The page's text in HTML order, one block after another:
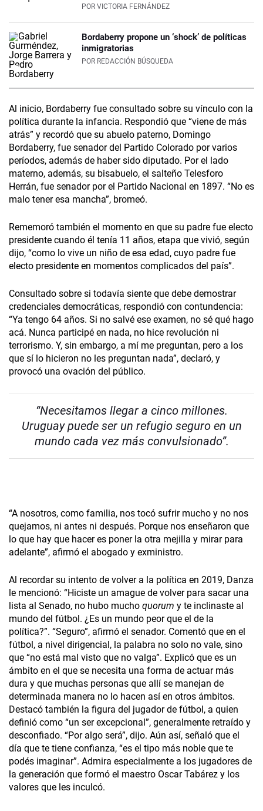
POR VICTORIA FERNÁNDEZ
Bordaberry propone un ‘shock’ de políticas
inmigratorias
POR REDACCIÓN BÚSQUEDA
Al inicio, Bordaberry fue consultado sobre su vínculo con la
política durante la infancia. Respondió que “viene de más
atrás” y recordó que su abuelo paterno, Domingo
Bordaberry, fue senador del Partido Colorado por varios
períodos, además de haber sido diputado. Por el lado
materno, además, su bisabuelo, el salteño Telesforo
Herrán, fue senador por el Partido Nacional en 1897. “No es
malo tener esa mancha”, bromeó.
Rememoró también el momento en que su padre fue electo
presidente cuando él tenía 11 años, etapa que vivió, según
dijo, “como lo vive un niño de esa edad, cuyo padre fue
electo presidente en momentos complicados del país”.
Consultado sobre si todavía siente que debe demostrar
credenciales democráticas, respondió con contundencia:
“Ya tengo 64 años. Si no salvé ese examen, no sé qué hago
acá. Nunca participé en nada, no hice revolución ni
terrorismo. Y, sin embargo, a mí me preguntan, pero a los
que sí lo hicieron no les preguntan nada”, declaró, y
provocó una ovación del público.
“Necesitamos llegar a cinco millones.
Uruguay puede ser un refugio seguro en un
mundo cada vez más convulsionado”.
“A nosotros, como familia, nos tocó sufrir mucho y no nos
quejamos, ni antes ni después. Porque nos enseñaron que
lo que hay que hacer es poner la otra mejilla y mirar para
adelante”, afirmó el abogado y exministro.
Al recordar su intento de volver a la política en 2019, Danza
le mencionó: “Hiciste un amague de volver para sacar una
lista al Senado, no hubo mucho quorum y te inclinaste al
mundo del fútbol. ¿Es un mundo peor que el de la
política?”. “Seguro”, afirmó el senador. Comentó que en el
fútbol, a nivel dirigencial, la palabra no solo no vale, sino
que “no está mal visto que no valga”. Explicó que es un
ámbito en el que se necesita una forma de actuar más
dura y que muchas personas que allí se manejan de
determinada manera no lo hacen así en otros ámbitos.
Destacó también la figura del jugador de fútbol, a quien
definió como “un ser excepcional”, generalmente retraído y
desconfiado. “Por algo será”, dijo. Aún así, señaló que el
día que te tiene confianza, “es el tipo más noble que te
podés imaginar”. Admira especialmente a los jugadores de
la generación que formó el maestro Oscar Tabárez y los
valores que les inculcó.